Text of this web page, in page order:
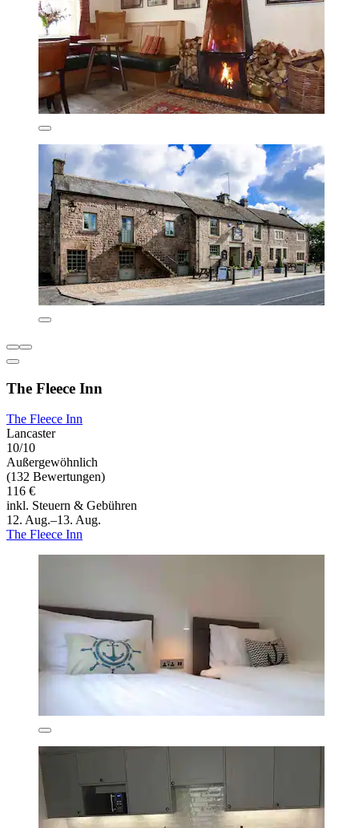
The Fleece Inn
The Fleece Inn
Lancaster
10/10
Außergewöhnlich
(132 Bewertungen)
116 €
inkl. Steuern & Gebühren
12. Aug.–13. Aug.
The Fleece Inn